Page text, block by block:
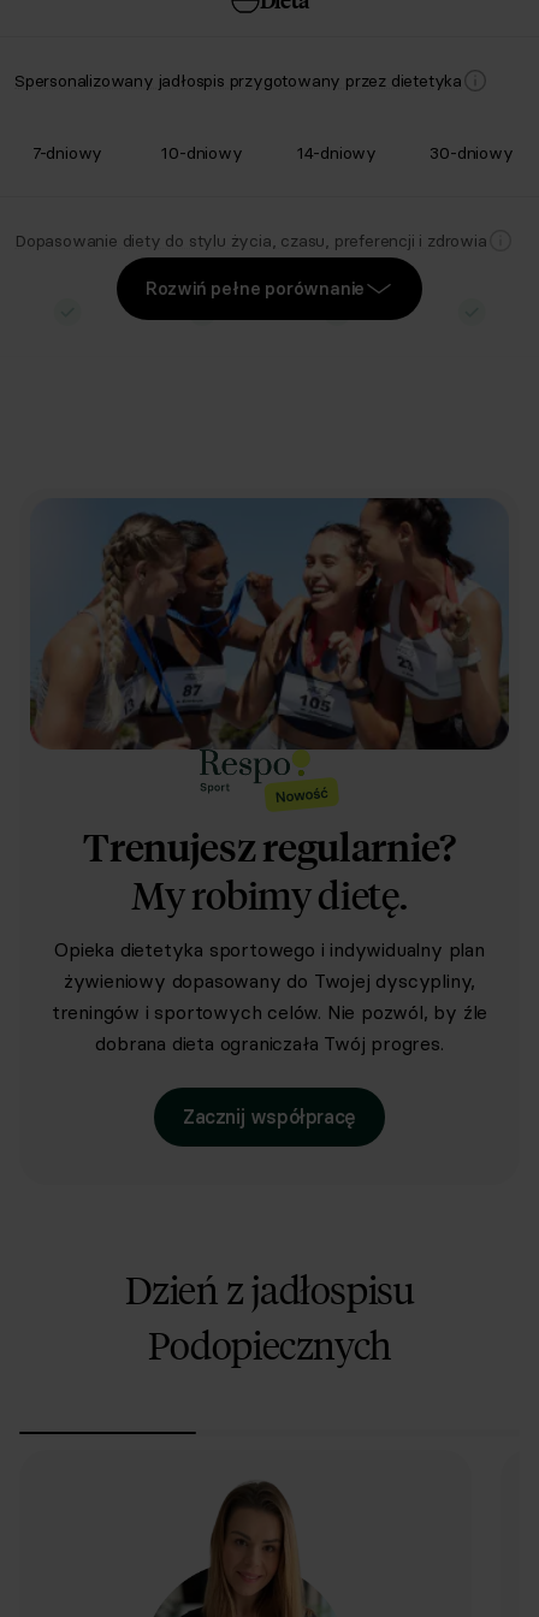
Spersonalizowany jadłospis przygotowany przez dietetyka
7-dniowy 10-dniowy 14-dniowy 30-dniowy
Dopasowanie diety do stylu życia, czasu, preferencji i zdrowia
Nowy jadłospis co 30 dni z zachowaniem poprzednich
w pakietach
1, 3, 6 i 12
w pakietach
1, 3, 6 i 12
msc.
w pakietach
1, 3, 6 i 12
msc.
w pakietach
1, 3, 6 i 12
msc.
Gwarancja na każdą dietę: 7 dni na dowolne zmiany w
Dieta startowa – gotuj, ucz się, działaj od razu
Dodawanie posiłków spoza planu
Uwzględnienie gotowych dań w planie
Rozwiń pełne porównanie
Trenujesz regularnie?
My robimy dietę.
Opieka dietetyka sportowego i indywidualny plan
żywieniowy dopasowany do Twojej dyscypliny,
treningów i sportowych celów. Nie pozwól, by źle
dobrana dieta ograniczała Twój progres.
Zacznij współpracę
Dzień z jadłospisu
Podopiecznych